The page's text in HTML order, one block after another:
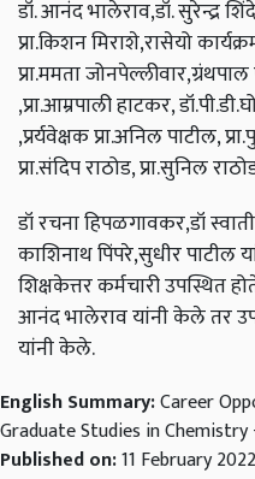
डॉ. आनंद भालेराव,डॉ. सुरेन्द्र
प्रा.किशन मिराशे,रासेयो
प्रा.ममता
,प्रा.आम्रपाली हाटकर,
,प्रर्यवेक्षक प्रा.अनिल पाटील,
प्रा.संदिप राठोड, प्रा.सुनिल
डॉ रचना हिपळगावकर,डॉ
काशिनाथ पिंपरे,सुधीर पाटील
शिक्षकेत्तर कर्मचारी उपस्थित
आनंद भालेराव यांनी केले तर
यांनी केले.
English Summary:Career
Graduate Studies in
Published on:11 February